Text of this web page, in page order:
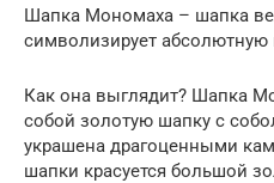
Шапка Мономаха – шапка
символизирует абсолютную
Как она выглядит? Шапка
собой золотую шапку с
украшена драгоценными
шапки красуется большой